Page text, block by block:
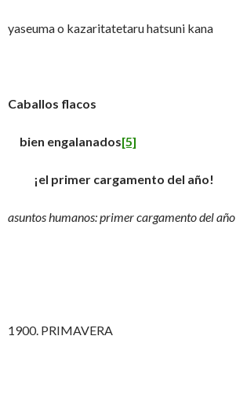
yaseuma o kazaritatetaru hatsuni kana
Caballos flacos
bien engalanados[5]
¡el primer cargamento del año!
asuntos humanos: primer cargamento del año
1900. PRIMAVERA